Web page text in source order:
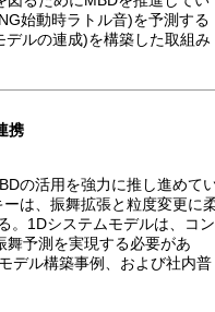
始動時ラトル音)を予測する
ルの連成)を構築した取組み
携
の活用を強力に推し進めて
は、振舞拡張と粒度変更に
。1Dシステムモデルは、コン
舞予測を実現する必要があ
デル構築事例、および社内普